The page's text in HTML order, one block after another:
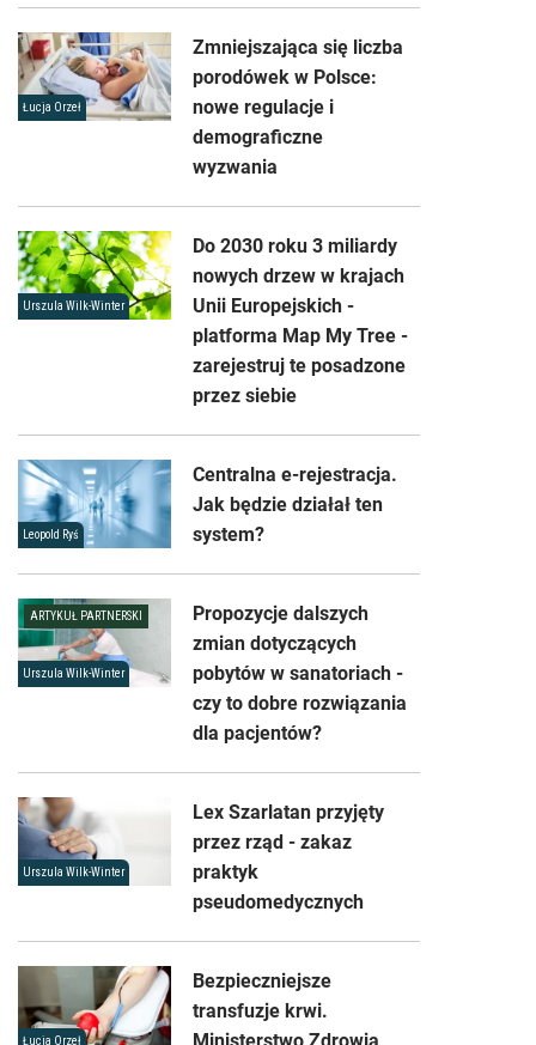
Łucja Orzeł
Zmniejszająca się liczba
porodówek w Polsce:
nowe regulacje i
demograficzne
wyzwania
Urszula Wilk-Winter
Do 2030 roku 3 miliardy
nowych drzew w krajach
Unii Europejskich -
platforma Map My Tree -
zarejestruj te posadzone
przez siebie
Leopold Ryś
Centralna e-rejestracja.
Jak będzie działał ten
system?
ARTYKUŁ PARTNERSKI
Urszula Wilk-Winter
Propozycje dalszych
zmian dotyczących
pobytów w sanatoriach -
czy to dobre rozwiązania
dla pacjentów?
Urszula Wilk-Winter
Lex Szarlatan przyjęty
przez rząd - zakaz
praktyk
pseudomedycznych
Łucja Orzeł
Bezpieczniejsze
transfuzje krwi.